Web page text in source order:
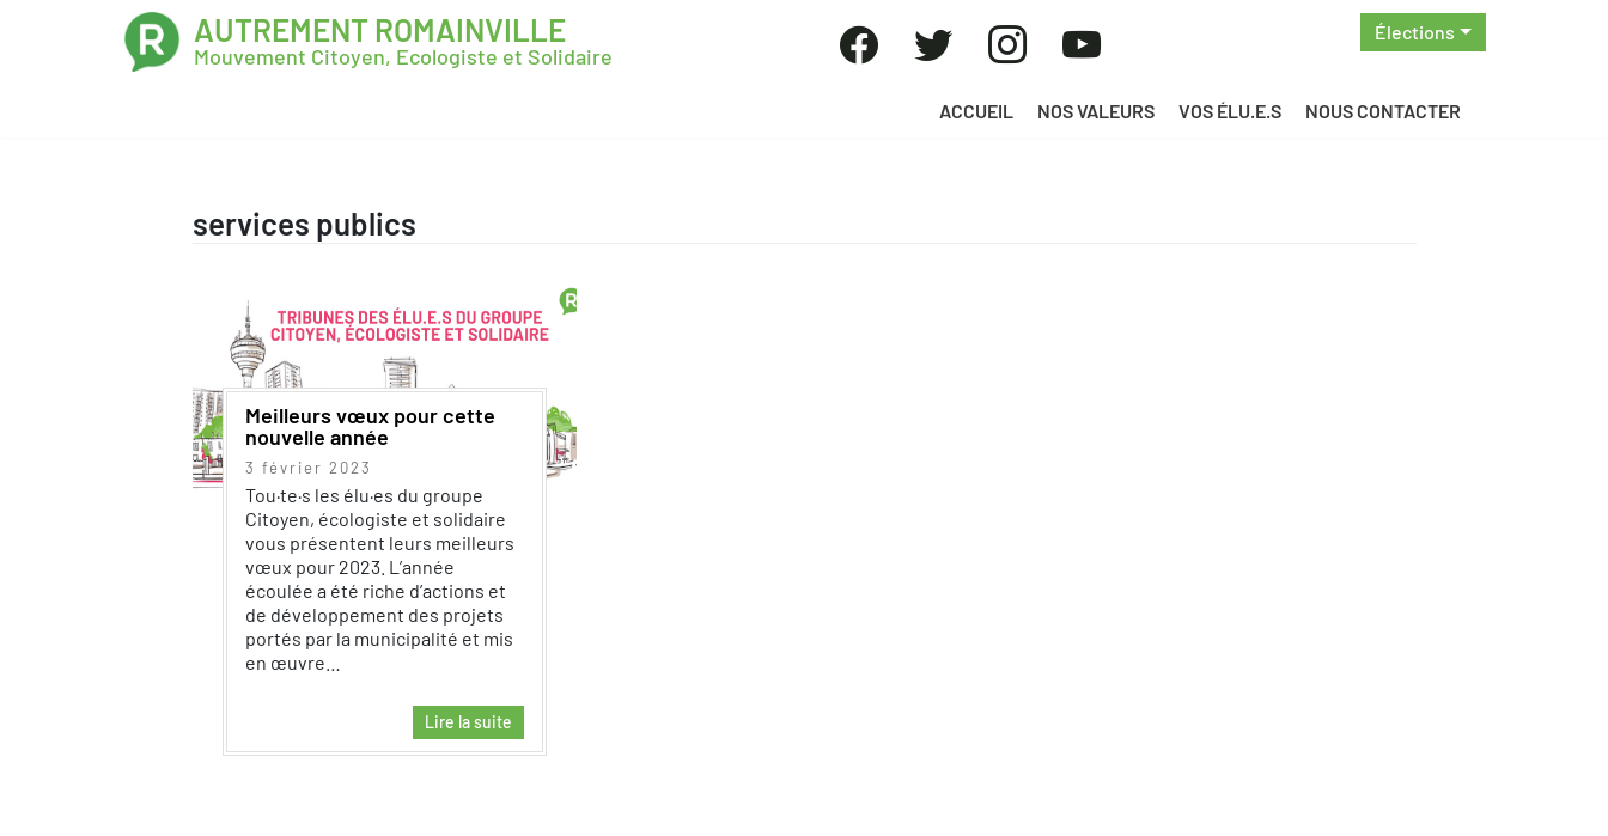
AUTREMENT ROMAINVILLE
Mouvement Citoyen, Ecologiste et Solidaire
Élections
ACCUEIL NOS VALEURS VOS ÉLU.E.S NOUS CONTACTER
services publics
Meilleurs vœux pour cette
nouvelle année
3 février 2023
Tou·te·s les élu·es du groupe
Citoyen, écologiste et solidaire
vous présentent leurs meilleurs
vœux pour 2023. L’année
écoulée a été riche d’actions et
de développement des projets
portés par la municipalité et mis
en œuvre…
Lire la suite